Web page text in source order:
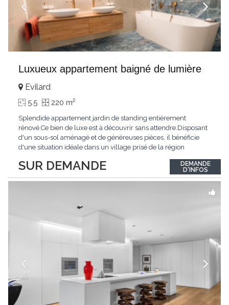
Luxueux appartement baigné de lumière
SUR DEMANDE
Evilard
5.5 220 m2
Splendide appartement jardin de standing entièrement
rénové.Ce bien de luxe est à découvrir sans attendre.Disposant
d'un sous-sol aménagé et de généreuses pièces, il bénéficie
d'une situation idéale dans un village prisé de la région
hors du commun tout au long de la journée.Points forts:4
grandes chambresUn vaste séjour...
DEMANDE
D'INFOS